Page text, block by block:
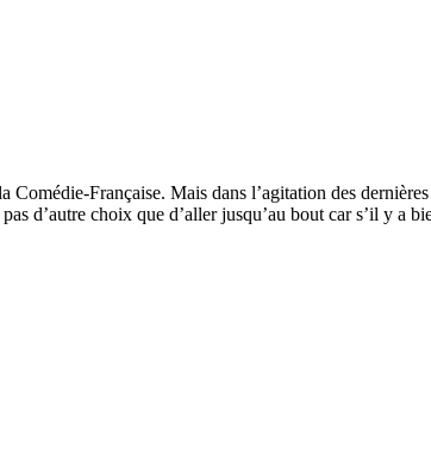
Française. Mais dans l’agitation des
d’autre choix que d’aller jusqu’au bout car s’il y a